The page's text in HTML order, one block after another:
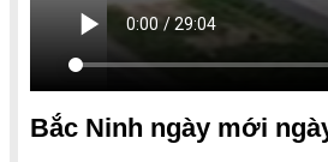
Bắc Ninh ngày mới